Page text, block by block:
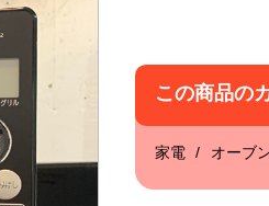
この商品の
家電 オーブ